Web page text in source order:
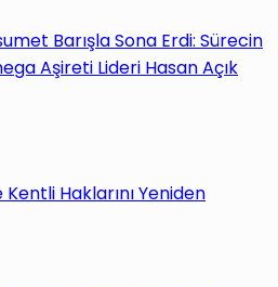
Barışla Sona Erdi: Sürecin
Aşireti Lideri Hasan Açık
Haklarını Yeniden